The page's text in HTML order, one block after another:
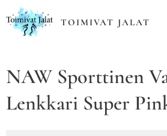
TOIMIVAT JALAT
NAW Sporttinen
Lenkkari Super